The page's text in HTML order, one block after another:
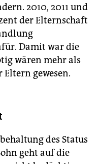
2010, 2011 und
der Elternschaft
Damit war die
wären mehr als
gewesen.
des Status
geht auf die